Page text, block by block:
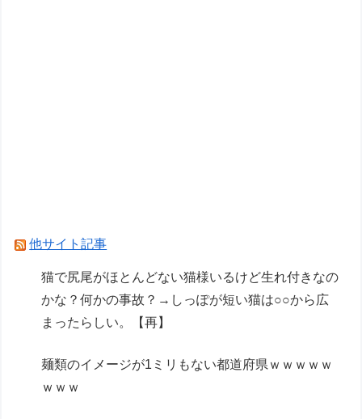
ゲーム開発者「ゲーム内に読み物を作ってもユー
ザーの95割は読まずに無視してる」
Powered by livedoor 相互RSS
他サイト記事
猫で尻尾がほとんどない猫様いるけど生れ付きなの
かな？何かの事故？→しっぽが短い猫は○○から広
まったらしい。【再】
麺類のイメージが1ミリもない都道府県ｗｗｗｗｗ
ｗｗｗ